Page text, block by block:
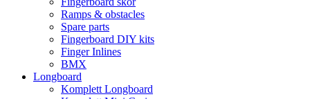
Ramps & obstacles
Spare parts
Fingerboard DIY kits
Finger Inlines
BMX
Longboard
Komplett Longboard